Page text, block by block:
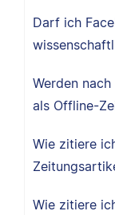
Darf ich
Werden
als Offline-
Wie zitiere
Wie zitiere